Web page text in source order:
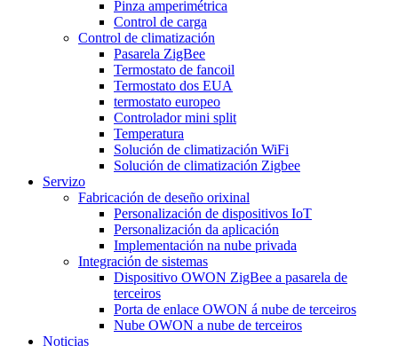
Pinza amperimétrica
Control de carga
Control de climatización
Pasarela ZigBee
Termostato de fancoil
Termostato dos EUA
termostato europeo
Controlador mini split
Temperatura
Solución de climatización WiFi
Solución de climatización Zigbee
Servizo
Fabricación de deseño orixinal
Personalización de dispositivos IoT
Personalización da aplicación
Implementación na nube privada
Integración de sistemas
Dispositivo OWON ZigBee a pasarela de
terceiros
Porta de enlace OWON á nube de terceiros
Nube OWON a nube de terceiros
Noticias